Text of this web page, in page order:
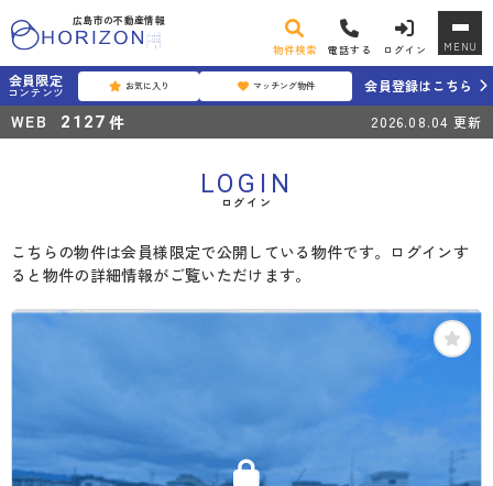
広島市の不動産情報
物件検索 電話する ログイン MENU
会員限定
コンテンツ お気に入り マッチング物件 会員登録はこちら
WEB 2127 件 2026.08.04 更新
LOGIN
ログイン
こちらの物件は会員様限定で公開している物件です。ログインす
ると物件の詳細情報がご覧いただけます。